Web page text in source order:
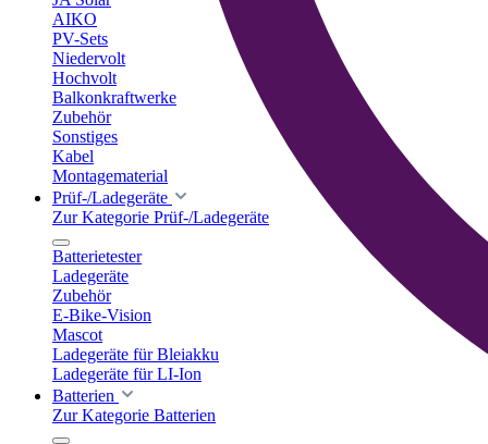
AIKO
PV-Sets
Niedervolt
Hochvolt
Balkonkraftwerke
Zubehör
Sonstiges
Kabel
Montagematerial
Prüf-/Ladegeräte
Zur Kategorie Prüf-/Ladegeräte
Batterietester
Ladegeräte
Zubehör
E-Bike-Vision
Mascot
Ladegeräte für Bleiakku
Ladegeräte für LI-Ion
Batterien
Zur Kategorie Batterien